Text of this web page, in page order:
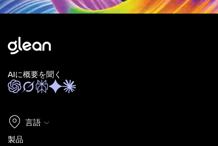
AIに概要を聞く
言語
製品